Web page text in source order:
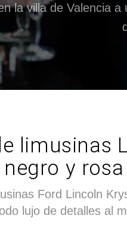
la villa de Valencia
limusinas
y
Ford Lincoln
lujo de detalles al